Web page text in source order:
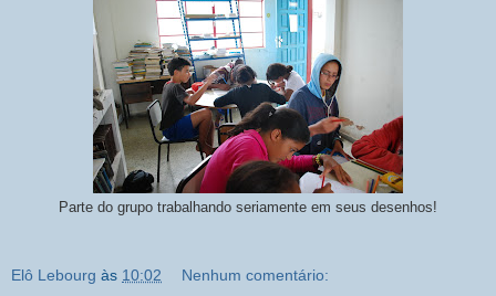
Parte do grupo trabalhando seriamente em seus desenhos!
Elô Lebourg às 10:02 Nenhum comentário: